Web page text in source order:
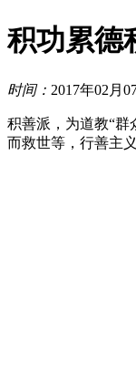
积功累德
时间： 2017年02月
积善派，为道教“
而救世等，行善主